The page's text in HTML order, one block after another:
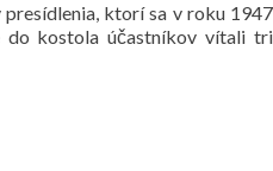
ktorí sa v roku 1947
do kostola účastníkov vítali tri